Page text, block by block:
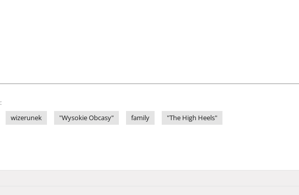
wizerunek "Wysokie Obcasy" family "The High Heels"